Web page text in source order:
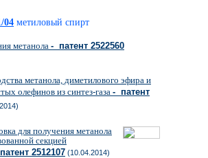
04 метиловый спирт
метанола - патент 2522560
метанола, диметилового эфира и
олефинов из синтез-газа - патент
для получения метанола
секцией
2512107 (10.04.2014)